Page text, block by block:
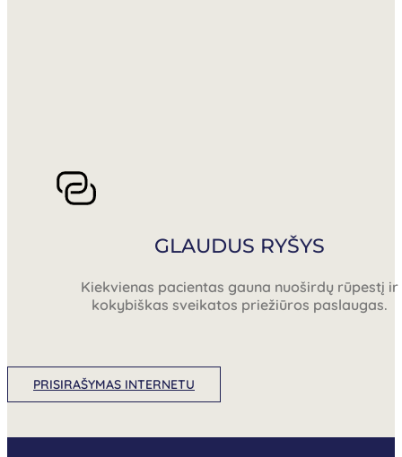
GLAUDUS RYŠYS
Kiekvienas pacientas gauna nuoširdų rūpestį ir
kokybiškas sveikatos priežiūros paslaugas.
PRISIRAŠYMAS INTERNETU